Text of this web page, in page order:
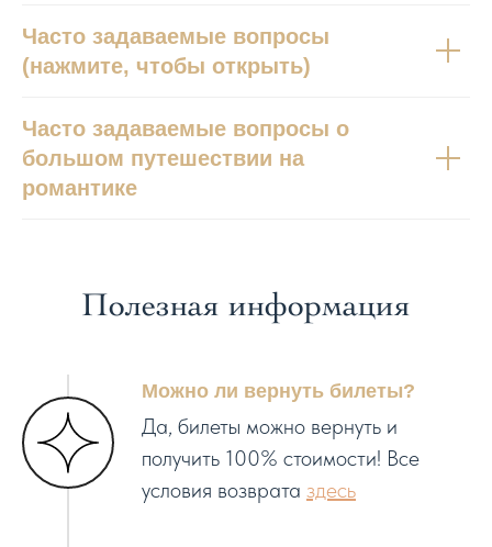
Часто задаваемые вопросы
(нажмите, чтобы открыть)
Часто задаваемые вопросы о
большом путешествии на
романтике
Полезная информация
Можно ли вернуть билеты?
Да, билеты можно вернуть и
получить 100% стоимости! Все
условия возврата здесь